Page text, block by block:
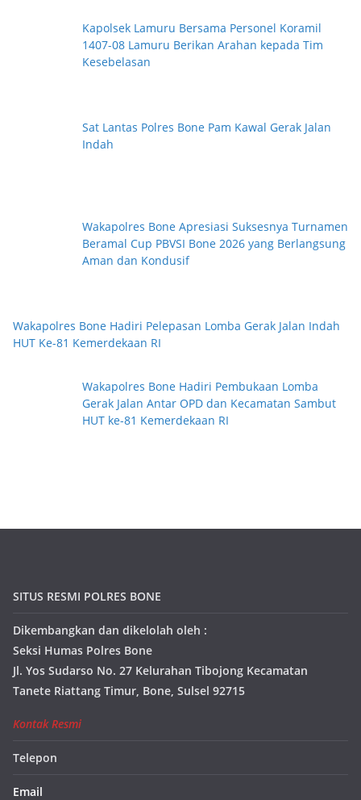
Kapolsek Lamuru Bersama Personel Koramil
1407-08 Lamuru Berikan Arahan kepada Tim
Kesebelasan
Sat Lantas Polres Bone Pam Kawal Gerak Jalan
Indah
Wakapolres Bone Apresiasi Suksesnya Turnamen
Beramal Cup PBVSI Bone 2026 yang Berlangsung
Aman dan Kondusif
Wakapolres Bone Hadiri Pelepasan Lomba Gerak Jalan Indah
HUT Ke-81 Kemerdekaan RI
Wakapolres Bone Hadiri Pembukaan Lomba
Gerak Jalan Antar OPD dan Kecamatan Sambut
HUT ke-81 Kemerdekaan RI
SITUS RESMI POLRES BONE
Dikembangkan dan dikelolah oleh :
Seksi Humas Polres Bone
Jl. Yos Sudarso No. 27 Kelurahan Tibojong Kecamatan
Tanete Riattang Timur, Bone, Sulsel 92715
Kontak Resmi
Telepon
Email